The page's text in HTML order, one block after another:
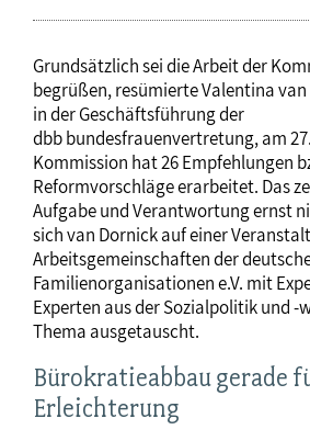
Grundsätzlich sei die Arbeit der
begrüßen, resümierte Valentina
in der Geschäftsführung der
dbb bundesfrauenvertretung, am
Kommission hat 26 Empfehlungen
Reformvorschläge erarbeitet. Das
Aufgabe und Verantwortung ernst
sich van Dornick auf einer
Arbeitsgemeinschaften der
Familienorganisationen e.V. mit
Experten aus der Sozialpolitik und -
Thema ausgetauscht.
Bürokratieabbau gerade
Erleichterung